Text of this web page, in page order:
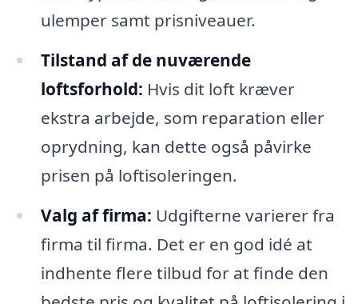
ulemper samt prisniveauer.
Tilstand af de nuværende
loftsforhold: Hvis dit loft kræver
ekstra arbejde, som reparation eller
oprydning, kan dette også påvirke
prisen på loftisoleringen.
Valg af firma: Udgifterne varierer fra
firma til firma. Det er en god idé at
indhente flere tilbud for at finde den